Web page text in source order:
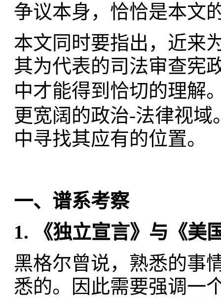
争议本身，恰恰是本文
本文同时要指出，近来
其为代表的司法审查宪
中才能得到恰切的理解
更宽阔的政治-法律视域
中寻找其应有的位置。
一、谱系考察
1.
《独立宣言》与《美
黑格尔曾说，熟悉的事
悉的。因此需要强调一